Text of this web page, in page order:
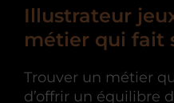
Illustrateur
métier qui fait
Trouver un métier
d’offrir un équilibre